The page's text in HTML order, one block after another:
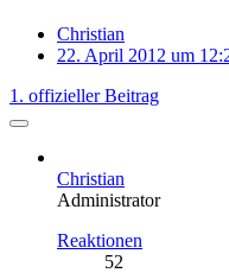
Christian
22. April 2012 um
1. offizieller Beitrag
Christian
Administrator
Reaktionen
52